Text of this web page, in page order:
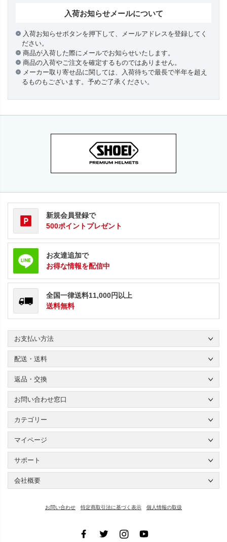
入荷お知らせメールについて
入荷お知らせボタンを押下して、メールアドレスを登録してく
ださい。
商品が入荷した際にメールでお知らせいたします。
商品の入荷やご注文を確定するものではありません。
メーカー取り寄せ品に関しては、入荷待ちで最長で半年を超え
るものもございます。予めご了承ください。
新規会員登録で
500ポイントプレゼント
お友達追加で
お得な情報を配信中
全国一律送料11,000円以上
送料無料
お支払い方法
配送・送料
返品・交換
お問い合わせ窓口
カテゴリー
マイページ
サポート
会社概要
お問い合わせ 特定商取引法に基づく表示 個人情報の取扱